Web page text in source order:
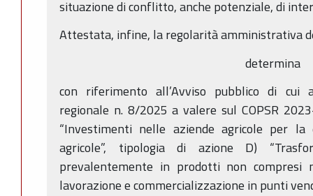
situazione di conflitto, anche potenziale, di
Attestata, infine, la regolarità amministrativa
determina
con riferimento all’Avviso pubblico di cui
regionale n. 8/2025 a valere sul COPSR
“Investimenti nelle aziende agricole per
agricole”, tipologia di azione D)
prevalentemente in prodotti non
lavorazione e commercializzazione in punti